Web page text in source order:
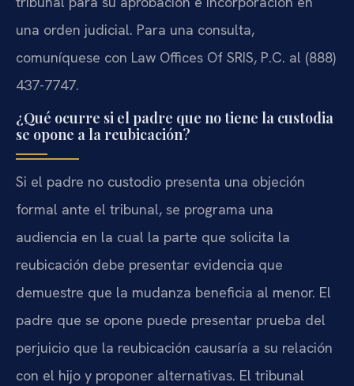
una orden judicial. Para una consulta,
comuníquese con Law Offices Of SRIS, P.C. al (888)
437-7747.
¿Qué ocurre si el padre que no tiene la custodia
se opone a la reubicación?
Si el padre no custodio presenta una objeción
formal ante el tribunal, se programa una
audiencia en la cual la parte que solicita la
reubicación debe presentar evidencia que
demuestre que la mudanza beneficia al menor. El
padre que se opone puede presentar prueba del
perjuicio que la reubicación causaría a su relación
con el hijo y proponer alternativas. El tribunal